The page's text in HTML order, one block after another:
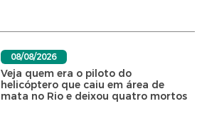
08/08/2026
Veja quem era o piloto do
helicóptero que caiu em área de
mata no Rio e deixou quatro mortos